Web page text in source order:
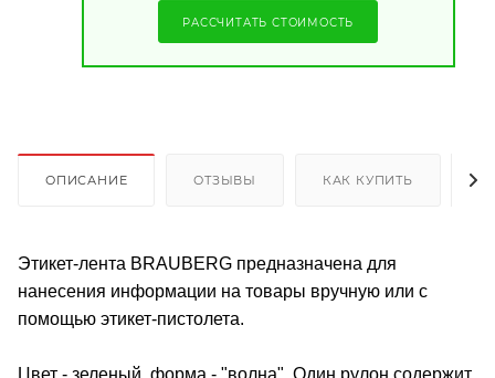
РАССЧИТАТЬ СТОИМОСТЬ
ОПИСАНИЕ ОТЗЫВЫ КАК КУПИТЬ
Этикет-лента BRAUBERG предназначена для
нанесения информации на товары вручную или с
помощью этикет-пистолета.
Цвет - зеленый, форма - "волна". Один рулон содержит